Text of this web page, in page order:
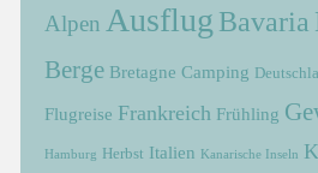
Alpen Ausflug Bavaria
Berge Bretagne Camping
Flugreise Frankreich Frühling
Hamburg Herbst Italien Kanarische Inseln